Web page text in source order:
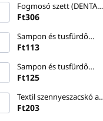
Fogmosó szett (DENTAL
KIT) PURITY WHITE
Ft306
Sampon és tusfürdő
20ml ONE FOR YOU
Ft113
Sampon és tusfürdő
33ml SKIN ESSENTIALS
Ft125
Textil szennyeszacskó a
LAUNDRY BAG - ECO-
Ft203